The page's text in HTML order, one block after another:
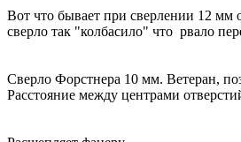
Вот что бывает при сверлении 12 мм
сверло так "колбасило" что рвало
Сверло Форстнера 10 мм. Ветеран,
Расстояние между центрами